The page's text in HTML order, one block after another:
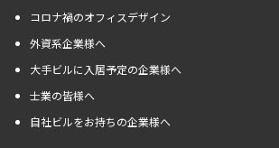
コロナ禍のオフィスデザイン
外資系企業様へ
大手ビルに入居予定の企業様へ
士業の皆様へ
自社ビルをお持ちの企業様へ